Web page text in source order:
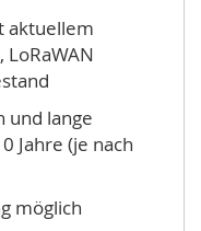
aktuellem
und lange
Jahre (je nach
möglich